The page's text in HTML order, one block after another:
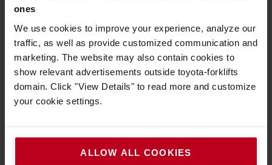
ones
We use cookies to improve your experience, analyze our
traffic, as well as provide customized communication and
marketing. The website may also contain cookies to
show relevant advertisements outside toyota-forklifts
domain. Click "View Details" to read more and customize
your cookie settings.
ALLOW ALL COOKIES